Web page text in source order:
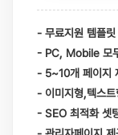
- 무료지원 템플릿
- PC, Mobile 모
- 5~10개 페이지
- 이미지형,텍스
- SEO 최적화 셋